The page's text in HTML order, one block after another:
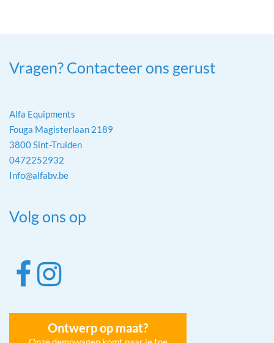
Vragen? Contacteer ons gerust
Alfa Equipments
Fouga Magisterlaan 2189
3800 Sint-Truiden
0472252932
Info@alfabv.be
Volg ons op
Ontwerp op maat?